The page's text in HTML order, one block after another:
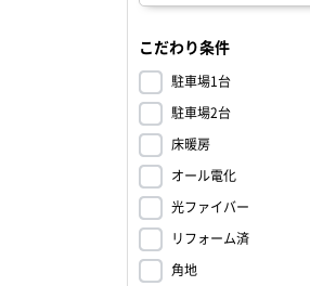
こだわり条件
駐車場1台
駐車場2台
床暖房
オール電化
光ファイバー
リフォーム済
角地